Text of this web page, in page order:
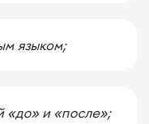
языком;
«до» и «после»;